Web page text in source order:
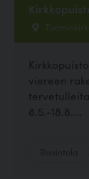
viereen
8.5.-18.8....